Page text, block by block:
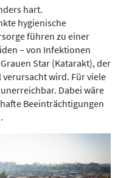
hart.
hygienische
führen zu einer
– von Infektionen
Star (Katarakt), der
wird. Für viele
Dabei wäre
Beeinträchtigungen